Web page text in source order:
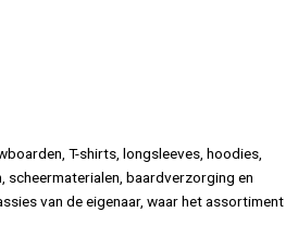
T-shirts, longsleeves, hoodies,
scheermaterialen, baardverzorging en
van de eigenaar, waar het assortiment